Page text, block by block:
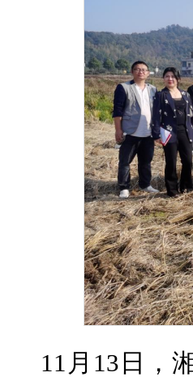
11月13日，